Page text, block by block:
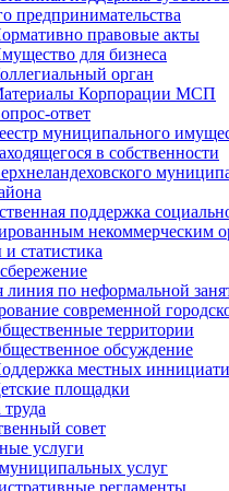
предпринимательства
правовые акты
для бизнеса
орган
Корпорации МСП
ответ
муниципального
в собственности
поддержка
некоммерческим
статистика
линия по неформальной
современной
территории
обсуждение
местных
площадки
совет
услуги
услуг
регламенты